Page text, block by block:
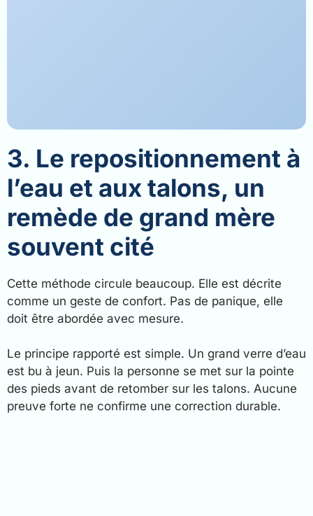
3. Le repositionnement à
l’eau et aux talons, un
remède de grand mère
souvent cité
Cette méthode circule beaucoup. Elle est décrite
comme un geste de confort. Pas de panique, elle
doit être abordée avec mesure.
Le principe rapporté est simple. Un grand verre d’eau
est bu à jeun. Puis la personne se met sur la pointe
des pieds avant de retomber sur les talons. Aucune
preuve forte ne confirme une correction durable.